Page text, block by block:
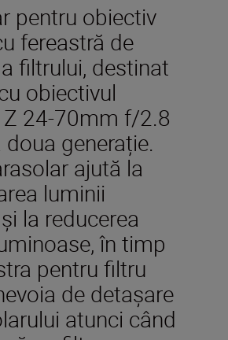
pentru obiectiv
fereastră de
filtrului, destinat
obiectivul
Z 24-70mm f/2.8
doua generație.
ajută la
luminii
la reducerea
în timp
pentru filtru
de detașare
atunci când